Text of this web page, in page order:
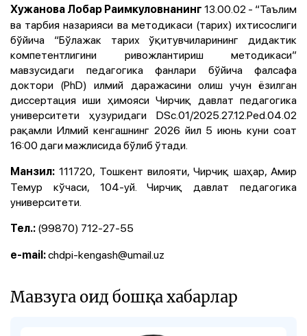
Хужанова Лобар Раимкуловнанинг 13.00.02 - “Таълим
ва тарбия назарияси ва методикаси (тарих) ихтисослиги
бўйича “Бўлажак тарих ўқитувчиларининг дидактик
компетентлигини ривожлантириш методикаси”
мавзусидаги педагогика фанлари бўйича фалсафа
доктори (PhD) илмий даражасини олиш учун ёзилган
диссертация иши ҳимояси Чирчиқ давлат педагогика
университети ҳузуридаги DSc.01/2025.27.12.Ped.04.02
рақамли Илмий кенгашнинг 2026 йил 5 июнь куни соат
16:00 даги мажлисида бўлиб ўтади.
Манзил:111720, Тошкент вилояти, Чирчиқ шаҳар, Амир
Темур кўчаси, 104-уй. Чирчиқ давлат педагогика
университети.
Тел.: (99870) 712-27-55
e-mail:chdpi-kengash@umail.uz
Мавзуга оид бошқа хабарлар